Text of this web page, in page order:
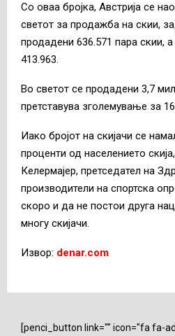
Со оваа бројка, Австрија се
светот за продажба на скии,
продадени 636.571 пара скии,
413.963.
Во светот се продадени 3,7
претставува зголемување за
Иако бројот на скијачи се
проценти од населението
Келермајер, претседател на
производители на спортска
скоро и да не постои друга
многу скијачи.
Извор: denar.com
[penci_button link="" icon="fa fa-